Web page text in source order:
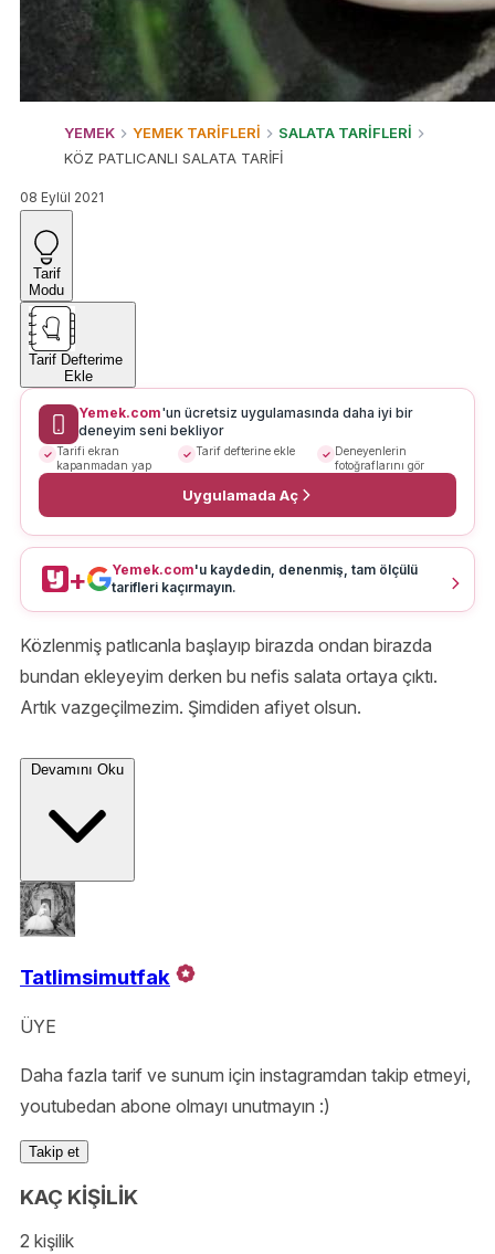
YEMEK YEMEK TARİFLERİ
SALATA TARİFLERİ
KÖZ PATLICANLI SALATA TARİFİ
08 Eylül 2021
Tarif
Modu
Tarif Defterime
Ekle
Yemek.com'un ücretsiz uygulamasında daha iyi bir
deneyim seni bekliyor
Tarifi ekran
kapanmadan yap
Tarif defterine ekle
Deneyenlerin
fotoğraflarını gör
Uygulamada Aç
+ Yemek.com'u kaydedin, denenmiş, tam ölçülü
tarifleri kaçırmayın.
Közlenmiş patlıcanla başlayıp birazda ondan birazda
bundan ekleyeyim derken bu nefis salata ortaya çıktı.
Artık vazgeçilmezim. Şimdiden afiyet olsun.
Devamını Oku
Tatlimsimutfak
ÜYE
Daha fazla tarif ve sunum için instagramdan takip etmeyi,
youtubedan abone olmayı unutmayın :)
Takip et
KAÇ KİŞİLİK
2 kişilik